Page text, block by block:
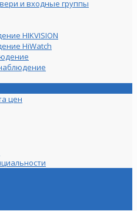
и входные группы
HIKVISION
HiWatch
цен